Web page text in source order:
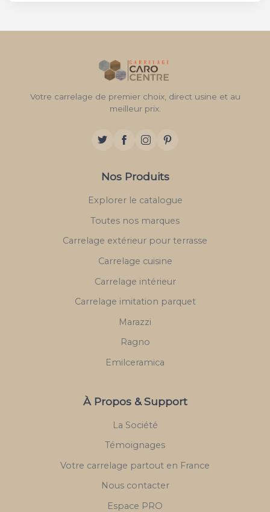
Votre carrelage de premier choix, direct usine et au
meilleur prix.
Nos Produits
Explorer le catalogue
Toutes nos marques
Carrelage extérieur pour terrasse
Carrelage cuisine
Carrelage intérieur
Carrelage imitation parquet
Marazzi
Ragno
Emilceramica
À Propos & Support
La Société
Témoignages
Votre carrelage partout en France
Nous contacter
Espace PRO